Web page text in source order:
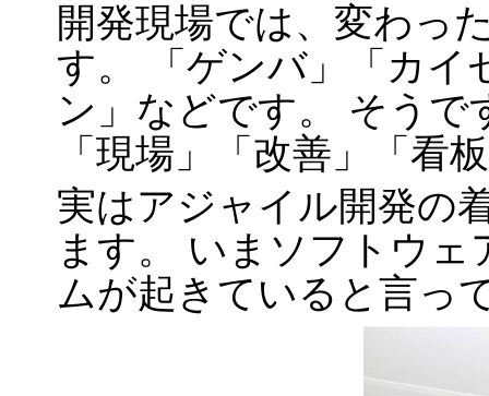
開発現場では、変わっ
す。 「ゲンバ」「カイ
ン」などです。 そう
「現場」「改善」「看
実はアジャイル開発の
ます。 いまソフトウ
ムが起きていると言っ